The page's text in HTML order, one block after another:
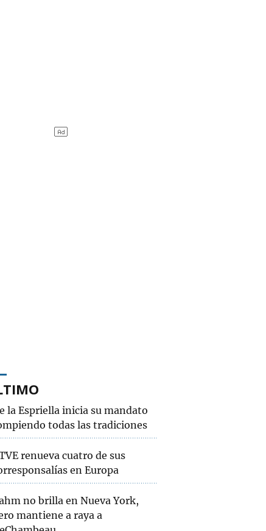
la Espriella inicia su mandato
todas las tradiciones
renueva cuatro de sus
en Europa
no brilla en Nueva York,
mantiene a raya a